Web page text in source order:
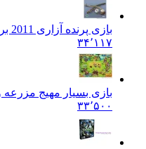
بازی پرنده آزاری 2011 برای کامپیوتر
۳۴٬۱۱۷
بازی بسیار مهیج مزرعه
۳۳٬۵۰۰